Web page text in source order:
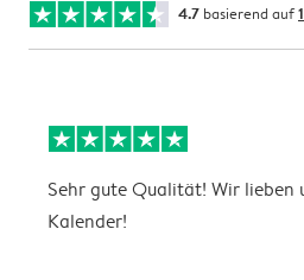
4.7 basierend auf
Sehr gute Qualität! Wir lieben
Kalender!